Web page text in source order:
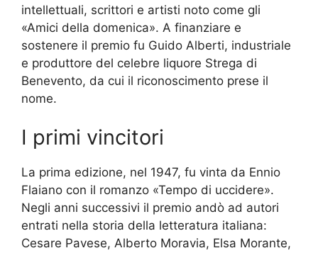
intellettuali, scrittori e artisti noto come gli
«Amici della domenica». A finanziare e
sostenere il premio fu Guido Alberti, industriale
e produttore del celebre liquore Strega di
Benevento, da cui il riconoscimento prese il
nome.
I primi vincitori
La prima edizione, nel 1947, fu vinta da Ennio
Flaiano con il romanzo «Tempo di uccidere».
Negli anni successivi il premio andò ad autori
entrati nella storia della letteratura italiana:
Cesare Pavese, Alberto Moravia, Elsa Morante,